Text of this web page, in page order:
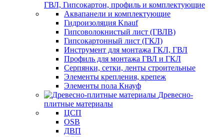
ГВЛ, Гипсокартон, профиль и комплектующие
Аквапанели и комплектующие
Гидроизоляция Knauf
Гипсоволокнистый лист (ГВЛВ)
Гипсокартонный лист (ГКЛ)
Инструмент для монтажа ГКЛ, ГВЛ
Профиль для монтажа ГВЛ и ГКЛ
Серпянки, сетки, ленты строительные
Элементы крепления, крепеж
Элементы пола Кнауф
Древесно-
плитные материалы
ЦСП
OSB
ДВП